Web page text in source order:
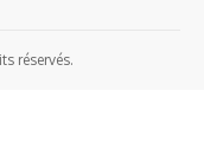
réservés.